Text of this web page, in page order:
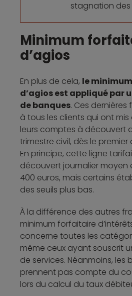
stagnation des
Minimum
d’agios
En plus de cela, le
d’agios est appliqué par
de banques. Ces
à tous les clients qui ont
leurs comptes à découvert
trimestre civil, dès le premier
En principe, cette ligne
découvert journalier moyen
400 euros, mais certains
des seuils plus bas.
À la différence des autres
minimum forfaitaire
concerne toutes les
même ceux ayant souscrit
de services. Néanmoins, les
prennent pas compte du
lors du calcul du taux